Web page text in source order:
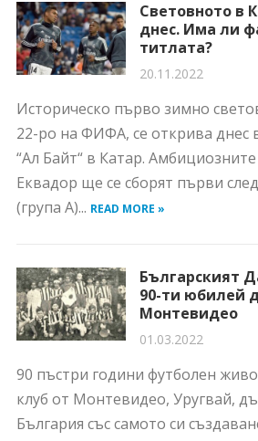
Световното в
днес. Има ли
титлата?
20.11.2022
Историческо първо зимно
22-ро на ФИФА, се открива днес
“Ал Байт“ в Катар.
Еквадор ще се сборят първи
(група А)... READ MORE »
Българският
90-ти юбилей
Монтевидео
01.03.2022
90 пъстри години футболен
клуб от Монтевидео, Уругвай,
България със самото си